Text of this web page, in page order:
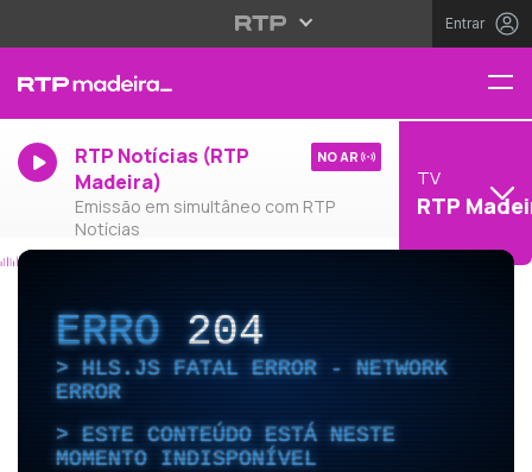
Entrar
RTP Notícias (RTP
Madeira)
Emissão em simultâneo com RTP
Notícias
NO AR
TV
RTP
ERRO204
HLS.JS FATAL ERROR - NETWORK
ERROR
ESTE CONTEÚDO ESTÁ NESTE
MOMENTO INDISPONÍVEL